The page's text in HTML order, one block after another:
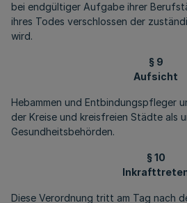
bei endgültiger Aufgabe ihrer
ihres Todes verschlossen der
wird.
§ 9
Aufsicht
Hebammen und Entbindungspfleger
der Kreise und kreisfreien Städte als
Gesundheitsbehörden.
§ 10
Diese Verordnung tritt am Tag nach